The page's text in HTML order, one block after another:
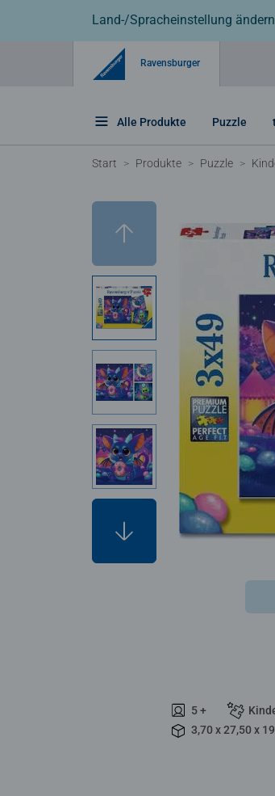
Land-/Spracheinstellung ändern
Ravensburger
Alle Produkte Puzzle
Start Produkte Puzzle
5 +
3,70 x 27,50 x